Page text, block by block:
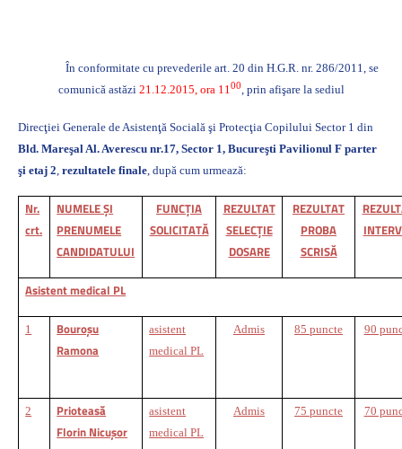
În conformitate cu prevederile art. 20 din H.G.R. nr. 286/2011,se
comunică astăzi 21.12.2015, ora 1100, prin afişare la sediul
Direcţiei Generale de Asistenţă Socială şi Protecţia Copilului Sector 1 din
Bld. Mareşal Al. Averescu nr.17, Sector 1, Bucureşti Pavilionul F parter
şi etaj 2, rezultatele finale, după cum urmează:
Nr.
crt.
NUMELE ŞI
PRENUMELE
CANDIDATULUI
FUNCŢIA
SOLICITATĂ
REZULTAT
SELECŢIE
DOSARE
REZULTAT
PROBA
SCRISĂ
Asistent medical PL
1
Bouroşu
Ramona
asistent
medical PL
Admis 85 puncte 90
2
Prioteasă
Florin Nicuşor
asistent
medical PL
Admis 75 puncte 70